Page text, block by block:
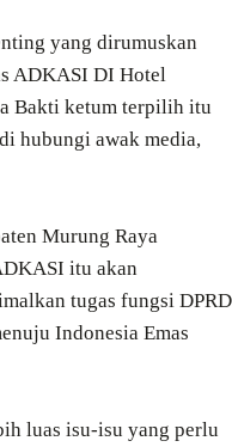
yang dirumuskan
ADKASI DI Hotel
Bakti ketum terpilih itu
hubungi awak media,
Murung Raya
itu akan
tugas fungsi DPRD
Indonesia Emas
luas isu-isu yang perlu